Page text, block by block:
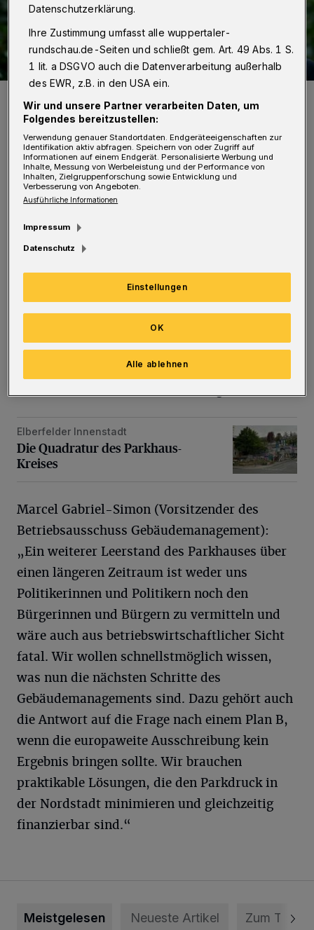
Foto: Grüne/Guido von Wiecken
„Wir bedauern sehr, dass in den Fachgremien
bislang noch kein ausführlicher
Sachstandsbericht vorgelegt wurde. Bis dato
Quartierparkhaus augenscheinlich gescheitert
sind. Nun ist ein kommunikatives Debakel
durch die mangelnde Information des
Gebäudemanagements entstanden“, so Klaus
Lüdemann, Sprecher der Grünen im
Die Quadratur des Parkhaus-Kreises
Elberfelder Innenstadt
Die Quadratur des Parkhaus-
Kreises
Marcel Gabriel-Simon (Vorsitzender des
Betriebsausschuss Gebäudemanagement):
„Ein weiterer Leerstand des Parkhauses über
einen längeren Zeitraum ist weder uns
Politikerinnen und Politikern noch den
Bürgerinnen und Bürgern zu vermitteln und
wäre auch aus betriebswirtschaftlicher Sicht
fatal. Wir wollen schnellstmöglich wissen,
was nun die nächsten Schritte des
Gebäudemanagements sind. Dazu gehört auch
die Antwort auf die Frage nach einem Plan B,
wenn die europaweite Ausschreibung kein
Ergebnis bringen sollte. Wir brauchen
praktikable Lösungen, die den Parkdruck in
der Nordstadt minimieren und gleichzeitig
finanzierbar sind.“
Meistgelesen Neueste Artikel Zum Thema
Datenschutzerklärung.
Ihre Zustimmung umfasst alle wuppertaler-
rundschau.de-Seiten und schließt gem. Art. 49 Abs. 1 S.
1 lit. a DSGVO auch die Datenverarbeitung außerhalb
des EWR, z.B. in den USA ein.
Wir und unsere Partner verarbeiten Daten, um
Folgendes bereitzustellen:
Verwendung genauer Standortdaten. Endgeräteeigenschaften zur
Identifikation aktiv abfragen. Speichern von oder Zugriff auf
Informationen auf einem Endgerät. Personalisierte Werbung und
Inhalte, Messung von Werbeleistung und der Performance von
Inhalten, Zielgruppenforschung sowie Entwicklung und
Verbesserung von Angeboten.
Ausführliche Informationen
Impressum
Datenschutz
Einstellungen
Alle ablehnen
OK